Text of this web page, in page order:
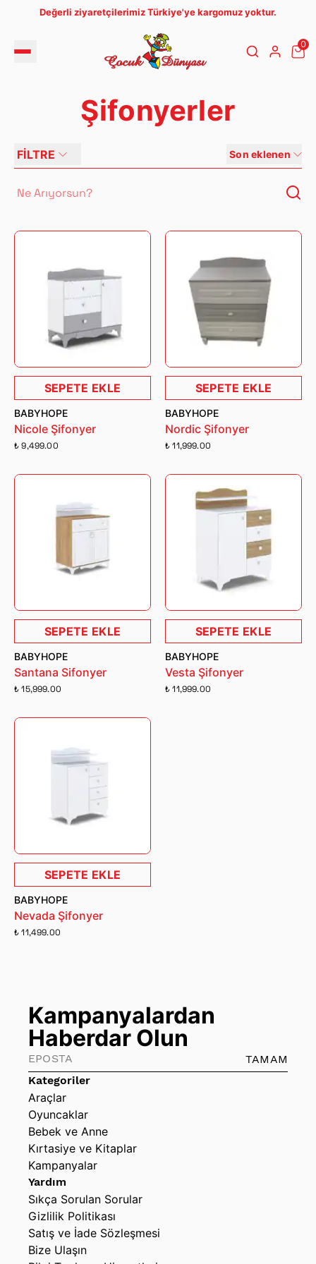
Değerli ziyaretçilerimiz Türkiye'ye kargomuz yoktur.
0
Şifonyerler
FİLTRE Son eklenen
SEPETE EKLE
BABYHOPE
Nicole Şifonyer
₺ 9,499.00
SEPETE EKLE
BABYHOPE
Nordic Şifonyer
₺ 11,999.00
SEPETE EKLE
BABYHOPE
Santana Sifonyer
₺ 15,999.00
SEPETE EKLE
BABYHOPE
Vesta Şifonyer
₺ 11,999.00
SEPETE EKLE
BABYHOPE
Nevada Şifonyer
₺ 11,499.00
Kategoriler
Araçlar
Oyuncaklar
Bebek ve Anne
Kırtasiye ve Kitaplar
Kampanyalar
Yardım
Sıkça Sorulan Sorular
Gizlilik Politikası
Satış ve İade Sözleşmesi
Bize Ulaşın
Kampanyalardan
Haberdar Olun
TAMAM